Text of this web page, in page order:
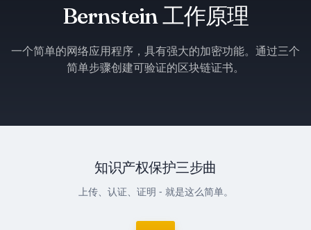
Bernstein 工作原理
一个简单的网络应用程序，具有强大的加密功能。通过三个
简单步骤创建可验证的区块链证书。
知识产权保护三步曲
上传、认证、证明 - 就是这么简单。